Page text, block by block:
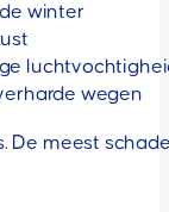
winter
wegen
meest